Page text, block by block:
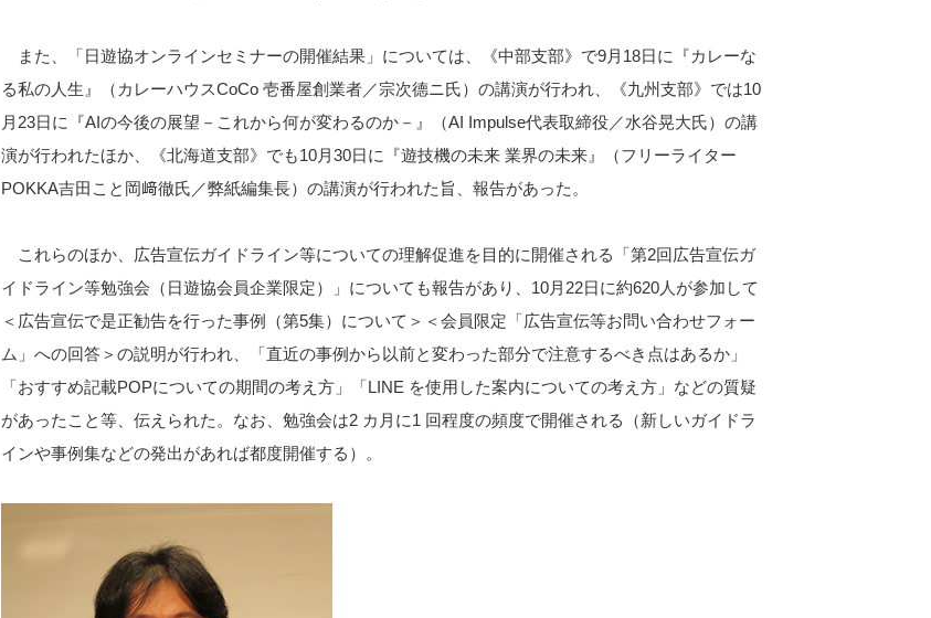
また、「日遊協オンラインセミナーの開催結果」については、《中部支部》で9月18日に『カレーな
る私の人生』（カレーハウスCoCo 壱番屋創業者／宗次德ニ氏）の講演が行われ、《九州支部》では10
月23日に『AIの今後の展望－これから何が変わるのか－』（AI Impulse代表取締役／水谷晃大氏）の講
演が行われたほか、《北海道支部》でも10月30日に『遊技機の未来 業界の未来』（フリーライター
POKKA吉田こと岡﨑徹氏／弊紙編集長）の講演が行われた旨、報告があった。
これらのほか、広告宣伝ガイドライン等についての理解促進を目的に開催される「第2回広告宣伝ガ
イドライン等勉強会（日遊協会員企業限定）」についても報告があり、10月22日に約620人が参加して
＜広告宣伝で是正勧告を行った事例（第5集）について＞＜会員限定「広告宣伝等お問い合わせフォー
ム」への回答＞の説明が行われ、「直近の事例から以前と変わった部分で注意するべき点はあるか」
「おすすめ記載POPについての期間の考え方」「LINE を使用した案内についての考え方」などの質疑
があったこと等、伝えられた。なお、勉強会は2 カ月に1 回程度の頻度で開催される（新しいガイドラ
インや事例集などの発出があれば都度開催する）。